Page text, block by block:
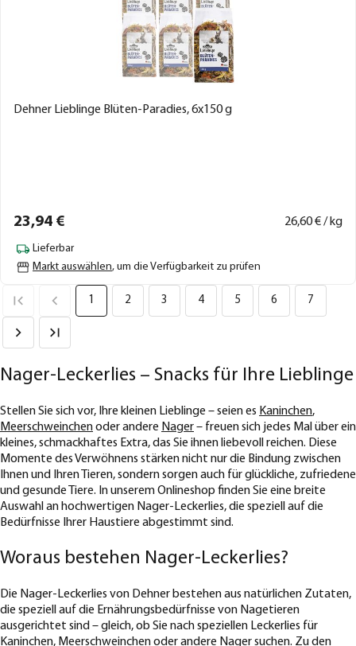
Dehner Lieblinge Blüten-Paradies, 6x150 g
23,94 € 26,60€ / kg
Lieferbar
Markt auswählen, um die Verfügbarkeit zu prüfen
1 2 3 4 5 6 7
Nager-Leckerlies – Snacks für Ihre Lieblinge
Stellen Sie sich vor, Ihre kleinen Lieblinge – seien es Kaninchen,
Meerschweinchenoder andere Nager– freuen sich jedes Mal über ein
kleines, schmackhaftes Extra, das Sie ihnen liebevoll reichen. Diese
Momente des Verwöhnens stärken nicht nur die Bindung zwischen
Ihnen und Ihren Tieren, sondern sorgen auch für glückliche, zufriedene
und gesunde Tiere. In unserem Onlineshop finden Sie eine breite
Auswahl an hochwertigen Nager-Leckerlies, die speziell auf die
Bedürfnisse Ihrer Haustiere abgestimmt sind.
Woraus bestehen Nager-Leckerlies?
Die Nager-Leckerlies von Dehner bestehen aus natürlichen Zutaten,
die speziell auf die Ernährungsbedürfnisse von Nagetieren
ausgerichtet sind – gleich, ob Sie nach speziellen Leckerlies für
Kaninchen, Meerschweinchen oder andere Nager suchen. Zu den